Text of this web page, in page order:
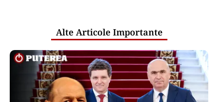
Alte Articole Importante